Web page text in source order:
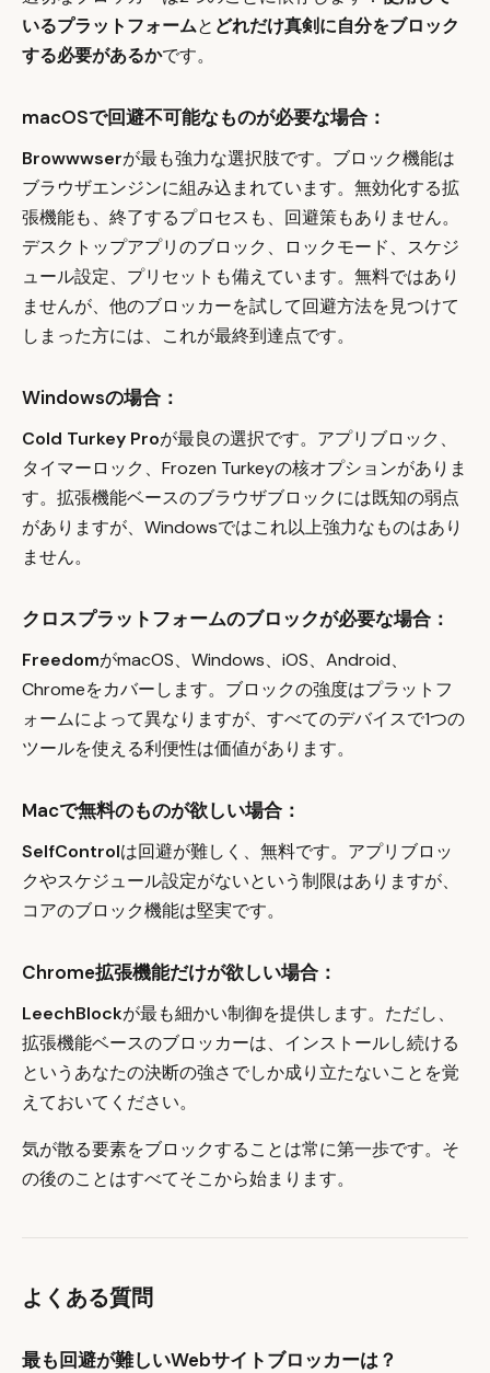
いるプラットフォームと どれだけ真剣に自分をブロック
する必要があるかです。
macOSで回避不可能なものが必要な場合：
Browwwserが最も強力な選択肢です。ブロック機能は
ブラウザエンジンに組み込まれています。無効化する拡
張機能も、終了するプロセスも、回避策もありません。
デスクトップアプリのブロック、ロックモード、スケジ
ュール設定、プリセットも備えています。無料ではあり
ませんが、他のブロッカーを試して回避方法を見つけて
しまった方には、これが最終到達点です。
Windowsの場合：
Cold Turkey Proが最良の選択です。アプリブロック、
タイマーロック、Frozen Turkeyの核オプションがありま
す。拡張機能ベースのブラウザブロックには既知の弱点
がありますが、Windowsではこれ以上強力なものはあり
ません。
クロスプラットフォームのブロックが必要な場合：
FreedomがmacOS、Windows、iOS、Android、
Chromeをカバーします。ブロックの強度はプラットフ
ォームによって異なりますが、すべてのデバイスで1つの
ツールを使える利便性は価値があります。
Macで無料のものが欲しい場合：
SelfControlは回避が難しく、無料です。アプリブロッ
クやスケジュール設定がないという制限はありますが、
コアのブロック機能は堅実です。
Chrome拡張機能だけが欲しい場合：
LeechBlockが最も細かい制御を提供します。ただし、
拡張機能ベースのブロッカーは、インストールし続ける
というあなたの決断の強さでしか成り立たないことを覚
えておいてください。
気が散る要素をブロックすることは常に第一歩です。そ
の後のことはすべてそこから始まります。
よくある質問
最も回避が難しいWebサイトブロッカーは？